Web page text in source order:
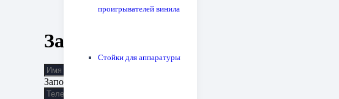
проигрывателей винила
Стойки для аппаратуры
Заявка на запись
Заполните поле